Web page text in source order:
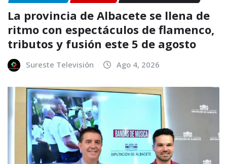
La provincia de Albacete se llena de
ritmo con espectáculos de flamenco,
tributos y fusión este 5 de agosto
Sureste Televisión Ago 4, 2026